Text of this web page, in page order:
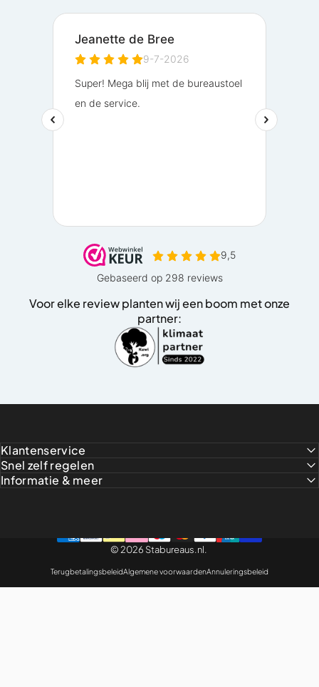
Voor elke review planten wij een boom met onze
partner:
Klantenservice
Snel zelf regelen
Informatie & meer
© 2026 Stabureaus.nl.
TerugbetalingsbeleidAlgemene voorwaardenAnnuleringsbeleid